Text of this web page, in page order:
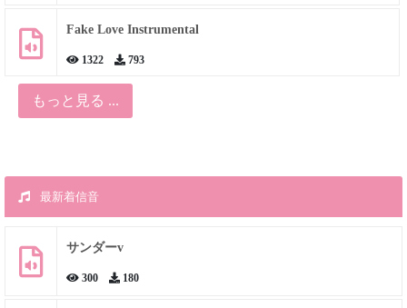
Fake Love Instrumental
1322 793
もっと見る ...
最新着信音
サンダーv
300 180